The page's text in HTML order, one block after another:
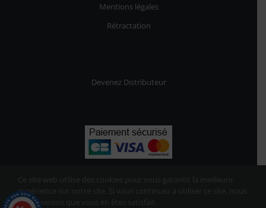
Mentions légales
Rétractation
Devenez Distributeur
Ce site web utilise des cookies pour vous garantir la meilleure
expérience sur notre site. Si vous continuez à utiliser ce site, nous
supposerons que vous en êtes satisfait.